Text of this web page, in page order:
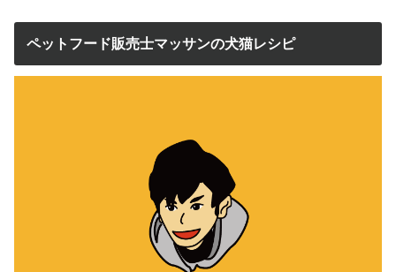
ペットフード販売士マッサンの犬猫レシピ